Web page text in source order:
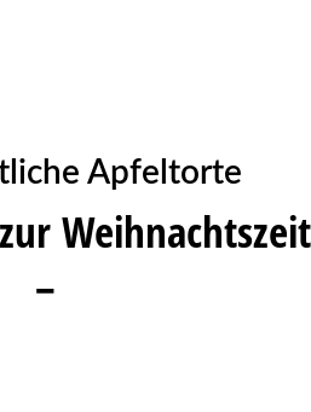
Apfeltorte
Weihnachtszeit
–